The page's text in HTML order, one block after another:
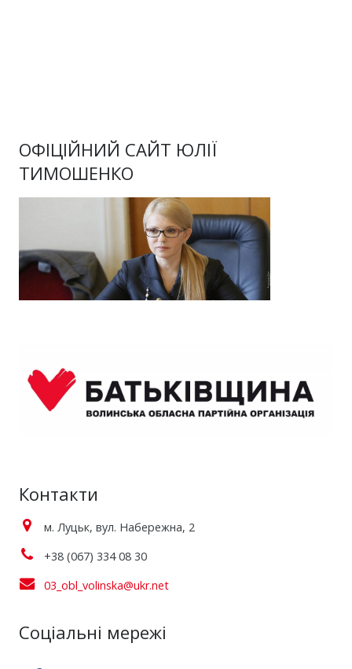
ОФІЦІЙНИЙ САЙТ ЮЛІЇ
ТИМОШЕНКО
Контакти
м. Луцьк, вул. Набережна, 2
+38 (067) 334 08 30
03_obl_volinska@ukr.net
Соціальні мережі